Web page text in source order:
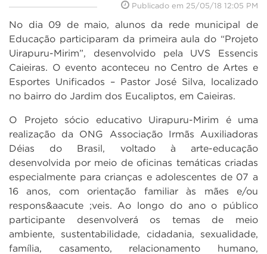
Publicado em 25/05/18 12:05 PM
No dia 09 de maio, alunos da rede municipal de
Educação participaram da primeira aula do “Projeto
Uirapuru-Mirim”, desenvolvido pela UVS Essencis
Caieiras. O evento aconteceu no Centro de Artes e
Esportes Unificados – Pastor José Silva, localizado
no bairro do Jardim dos Eucaliptos, em Caieiras.
O Projeto sócio educativo Uirapuru-Mirim é uma
realização da ONG Associação Irmãs Auxiliadoras
Déias do Brasil, voltado à arte-educação
desenvolvida por meio de oficinas temáticas criadas
especialmente para crianças e adolescentes de 07 a
16 anos, com orientação familiar às mães e/ou
respons&aacute ;veis. Ao longo do ano o público
participante desenvolverá os temas de meio
ambiente, sustentabilidade, cidadania, sexualidade,
família, casamento, relacionamento humano,